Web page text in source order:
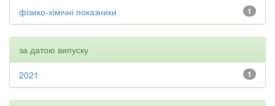
1
фізико-хімічні показники
за датою випуску
1
2021